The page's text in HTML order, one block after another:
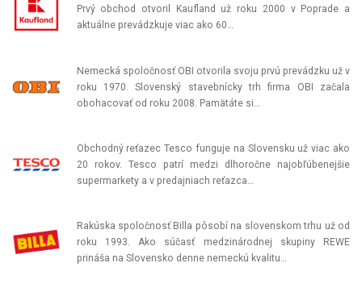
Prvý obchod otvoril Kaufland už roku 2000 v Poprade a
aktuálne prevádzkuje viac ako 60…
Nemecká spoločnosť OBI otvorila svoju prvú prevádzku už v
roku 1970. Slovenský stavebnícky trh firma OBI začala
obohacovať od roku 2008. Pamätáte si…
Obchodný reťazec Tesco funguje na Slovensku už viac ako
20 rokov. Tesco patrí medzi dlhoročne najobľúbenejšie
supermarkety a v predajniach reťazca…
Rakúska spoločnosť Billa pôsobí na slovenskom trhu už od
roku 1993. Ako súčasť medzinárodnej skupiny REWE
prináša na Slovensko denne nemeckú kvalitu…